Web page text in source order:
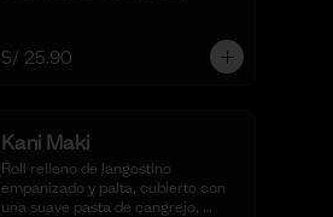
de nuestra salsa shoyu. (10 cortes).
S/ 25.90
Kani Maki
Roll relleno de langostino
empanizado y palta, cubierto con
una suave pasta de cangrejo,